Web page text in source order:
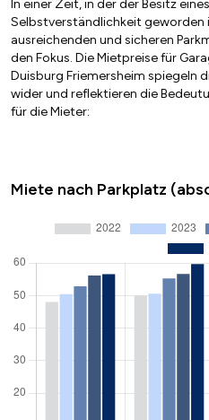
In einer Zeit, in der der Besitz
Selbstverständlichkeit geworden
ausreichenden und sicheren
den Fokus. Die Mietpreise für
Duisburg Friemersheim spiegeln
wider und reflektieren die
für die Mieter:
Miete nach Parkplatz